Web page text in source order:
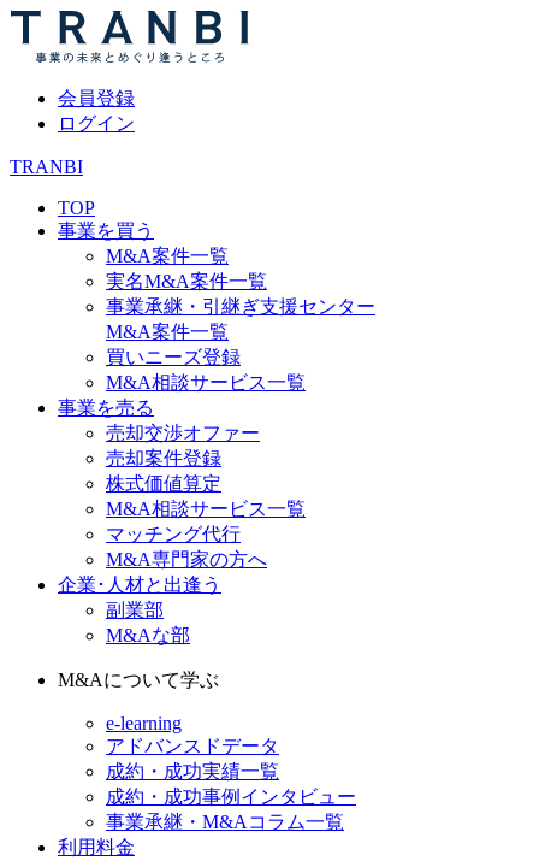
会員登録
ログイン
TRANBI
TOP
事業を買う
M&A案件一覧
実名M&A案件一覧
事業承継・引継ぎ支援センター
M&A案件一覧
買いニーズ登録
M&A相談サービス一覧
事業を売る
売却交渉オファー
売却案件登録
株式価値算定
M&A相談サービス一覧
マッチング代行
M&A専門家の方へ
企業･人材と出逢う
副業部
M&Aな部
M&Aについて学ぶ
e-learning
アドバンスドデータ
成約・成功実績一覧
成約・成功事例インタビュー
事業承継・M&Aコラム一覧
利用料金